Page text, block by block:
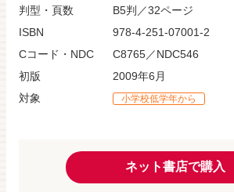
判型・頁数
B5判／32ページ
ISBN
978-4-251-07001-2
Cコード・NDC
C8765／NDC546
初版
2009年6月
対象
小学校低学年から
ネット書店で購入